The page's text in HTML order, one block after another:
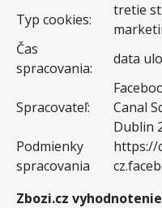
Typ cookies:
tretie
Čas
spracovania:
data
Spracovateľ:
Canal
Dublin
Podmienky
spracovania
https://
Zbozi.cz